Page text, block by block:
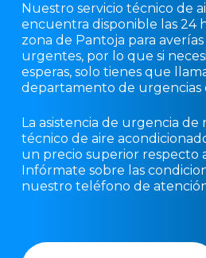
Nuestro servicio técnico de
encuentra disponible las 24
zona de Pantoja para
urgentes, por lo que si
esperas, solo tienes que
departamento de urgencias
La asistencia de urgencia de
técnico de aire
un precio superior respecto
Infórmate sobre las
nuestro teléfono de